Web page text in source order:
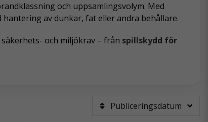
och uppsamlingsvolym. Med
av dunkar, fat eller andra behållare.
och miljökrav – från spillskydd för
Publiceringsdatum